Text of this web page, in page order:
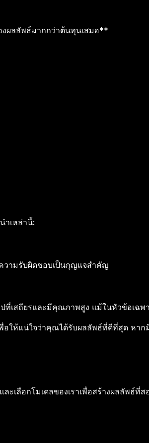
งผลลัพธ์มากกว่าต้นทุนเสมอ**
ำเหล่านี้:
วามรับผิดชอบเป็นกุญแจสำคัญ
ที่เสถียรและมีคุณภาพสูง แม้ในหัวข้อเฉพ
อให้แน่ใจว่าคุณได้รับผลลัพธ์ที่ดีที่สุด หาก
เลือกโมเดลของเราเพื่อสร้างผลลัพธ์ที่